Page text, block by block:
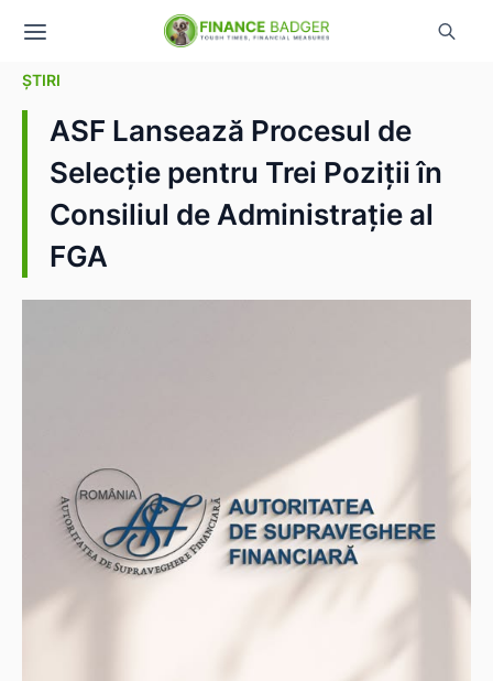
ȘTIRI
ASF Lansează Procesul de
Selecție pentru Trei Poziții în
Consiliul de Administrație al
FGA